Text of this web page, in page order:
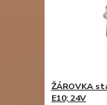
ŽÁROVKA
E10; 24V